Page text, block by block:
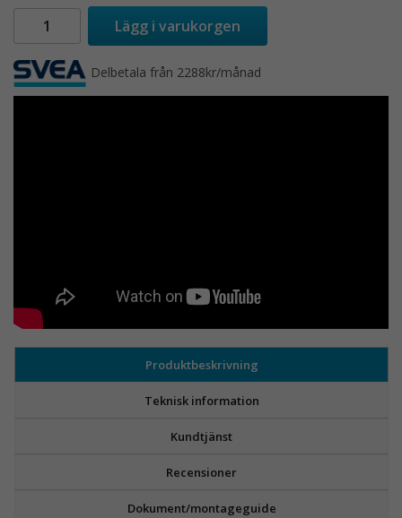
Lägg i varukorgen
Delbetala från 2288kr/månad
Produktbeskrivning
Teknisk information
Kundtjänst
Recensioner
Dokument/montageguide